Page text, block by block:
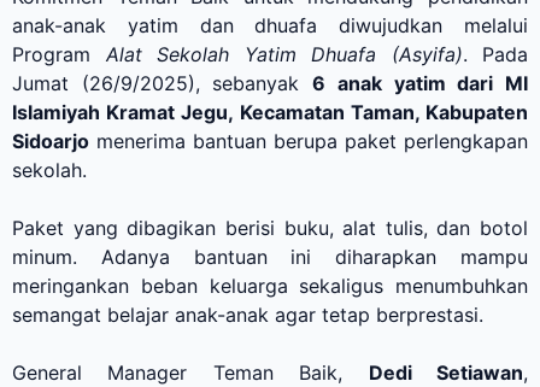
anak-anak yatim dan dhuafa diwujudkan melalui
ProgramAlat Sekolah Yatim Dhuafa (Asyifa). Pada
Jumat (26/9/2025), sebanyak6 anak yatim dari MI
Islamiyah Kramat Jegu, Kecamatan Taman, Kabupaten
Sidoarjo menerima bantuan berupa paket perlengkapan
sekolah.
Paket yang dibagikan berisi buku, alat tulis, dan botol
minum. Adanya bantuan ini diharapkan mampu
meringankan beban keluarga sekaligus menumbuhkan
semangat belajar anak-anak agar tetap berprestasi.
General Manager Teman Baik, Dedi Setiawan,